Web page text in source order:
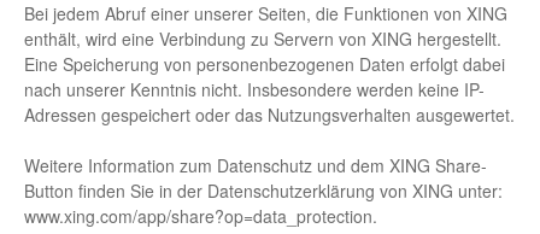
Bei jedem Abruf einer unserer Seiten, die Funktionen von XING
enthält, wird eine Verbindung zu Servern von XING hergestellt.
Eine Speicherung von personenbezogenen Daten erfolgt dabei
nach unserer Kenntnis nicht. Insbesondere werden keine IP-
Adressen gespeichert oder das Nutzungsverhalten ausgewertet.
Weitere Information zum Datenschutz und dem XING Share-
Button finden Sie in der Datenschutzerklärung von XING unter:
www.xing.com/app/share?op=data_protection.